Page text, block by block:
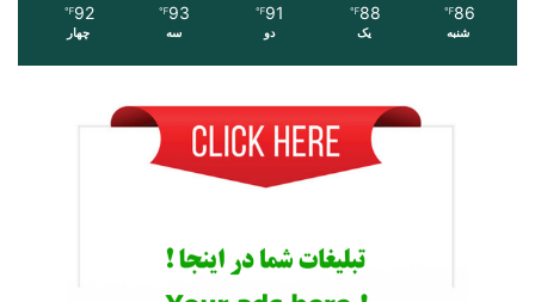
86
℉
شنبه
88
℉
یک
91
℉
دو
93
℉
سه
92
℉
چهار